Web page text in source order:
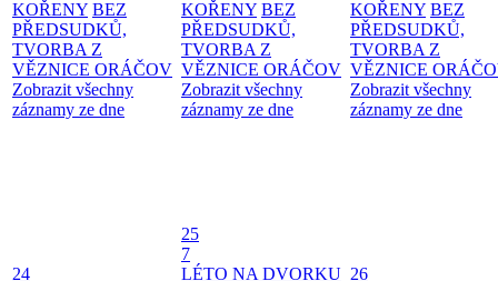
KOŘENY BEZ
PŘEDSUDKŮ,
TVORBA Z
VĚZNICE ORÁČOV
Zobrazit všechny
záznamy ze dne
KOŘENY BEZ
PŘEDSUDKŮ,
TVORBA Z
VĚZNICE ORÁČOV
Zobrazit všechny
záznamy ze dne
KOŘENY BEZ
PŘEDSUDKŮ,
TVORBA Z
VĚZNICE
Zobrazit všechny
záznamy ze dne
24
25
7
LÉTO NA DVORKU 26